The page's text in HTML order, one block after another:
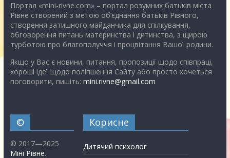
Портал «mini-rivne.com» – портал розумних батьків міста
Рівне створений з метою об’єднання батьків Рівного,
створення затишного майданчика для спілкування,
обговорення питань материнства і дитинства, з щирою
турботою про благополуччя і процвітання Вашої родини.
Якщо у Вас є новини, питання, пропозиції щодо співпраці,
хороші ідеї щодо поліпшення Сайту або просто хочеться
поговорити, пишіть: mini.rivne@gmail.com
©
© 2017—2025
Міні Рівне.
Корисне
Дитячий психолог